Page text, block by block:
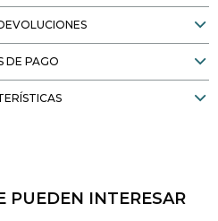
DE PAGO
PUEDEN INTERESAR